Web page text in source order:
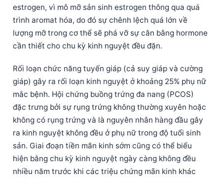
estrogen, vì mô mỡ sản sinh estrogen thông qua quá
trình aromat hóa, do đó sự chênh lệch quá lớn về
lượng mỡ trong cơ thể sẽ phá vỡ sự cân bằng hormone
cần thiết cho chu kỳ kinh nguyệt đều đặn.
Rối loạn chức năng tuyến giáp (cả suy giáp và cường
giáp) gây ra rối loạn kinh nguyệt ở khoảng 25% phụ nữ
mắc bệnh. Hội chứng buồng trứng đa nang (PCOS)
đặc trưng bởi sự rụng trứng không thường xuyên hoặc
không có rụng trứng và là nguyên nhân hàng đầu gây
ra kinh nguyệt không đều ở phụ nữ trong độ tuổi sinh
sản. Giai đoạn tiền mãn kinh sớm cũng có thể biểu
hiện bằng chu kỳ kinh nguyệt ngày càng không đều
nhiều năm trước khi các triệu chứng mãn kinh khác